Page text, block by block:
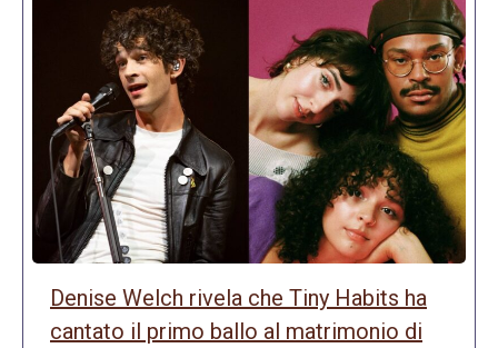
Denise Welch rivela che Tiny Habits ha
cantato il primo ballo al matrimonio di